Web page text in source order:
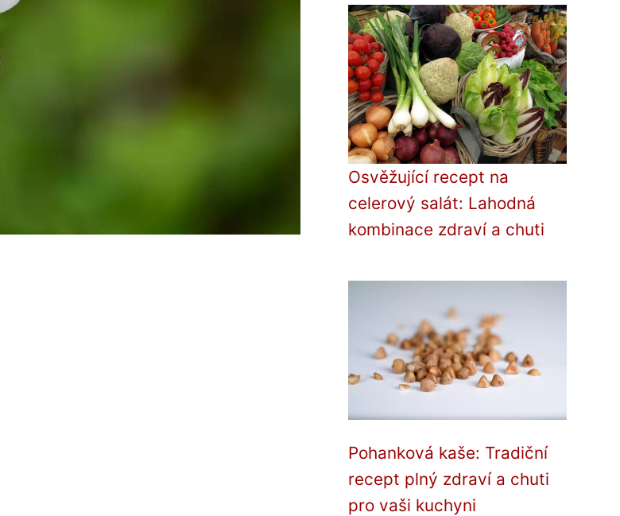
Osvěžující recept na
celerový salát: Lahodná
kombinace zdraví a chuti
Pohanková kaše: Tradiční
recept plný zdraví a chuti
pro vaši kuchyni